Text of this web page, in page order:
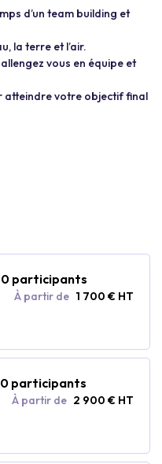
d’un team building et
la terre et l’air.
vous en équipe et
atteindre votre objectif final
participants
À partir de 1 700 € HT
participants
À partir de 2 900 € HT